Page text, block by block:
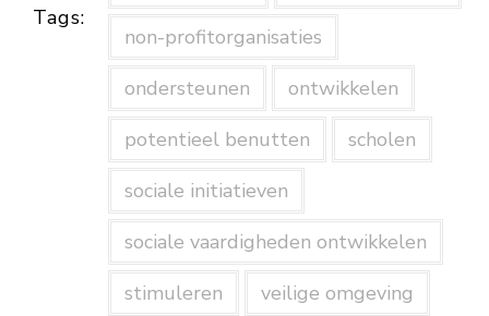
Tags:
non-profitorganisaties
ondersteunen
ontwikkelen
potentieel benutten
scholen
sociale initiatieven
sociale vaardigheden ontwikkelen
stimuleren
veilige omgeving